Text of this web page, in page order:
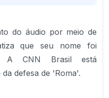
do áudio por meio de
que seu nome foi
A CNN Brasil está
defesa de 'Roma'.